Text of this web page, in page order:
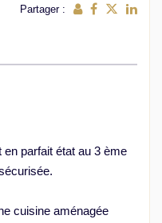
Partager :
parfait état au 3 ème
cuisine aménagée